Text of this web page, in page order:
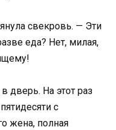
свекровь. — Эти
еда? Нет, милая,
дверь. На этот раз
с
жена, полная